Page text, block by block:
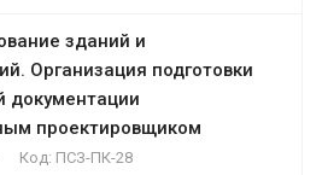
зданий и
Организация подготовки
документации
проектировщиком
Код: ПСЗ-ПК-28